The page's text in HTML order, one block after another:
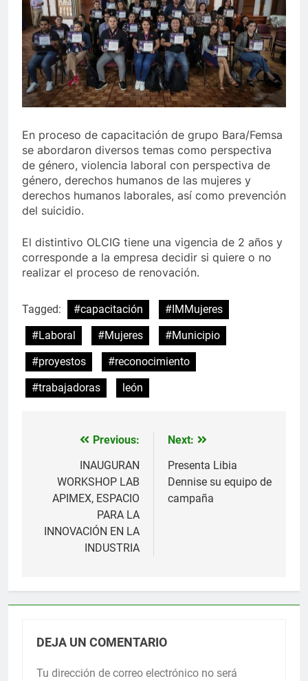
En proceso de capacitación de grupo Bara/Femsa
se abordaron diversos temas como perspectiva
de género, violencia laboral con perspectiva de
género, derechos humanos de las mujeres y
derechos humanos laborales, así como prevención
del suicidio.
El distintivo OLCIG tiene una vigencia de 2 años y
corresponde a la empresa decidir si quiere o no
realizar el proceso de renovación.
Tagged: #capacitación
#IMMujeres
#Laboral
#Mujeres
#Municipio
#proyestos
#reconocimiento
#trabajadoras
león
Navegación
entradas
Previous:
INAUGURAN
WORKSHOP LAB
APIMEX, ESPACIO
PARA LA
INNOVACIÓN EN LA
INDUSTRIA
Next:
Presenta Libia
Dennise su equipo de
campaña
DEJA UN COMENTARIO
Tu dirección de correo electrónico no será